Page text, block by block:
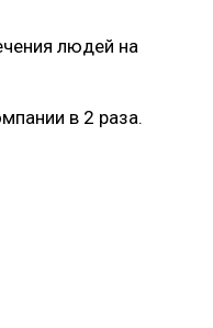
людей на
в 2 раза.